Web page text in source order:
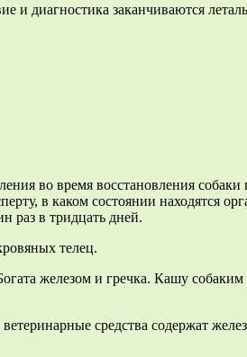
и диагностика заканчиваются
во время восстановления собаки
в каком состоянии находятся
раз в тридцать дней.
телец.
железом и гречка. Кашу собаким
средства содержат